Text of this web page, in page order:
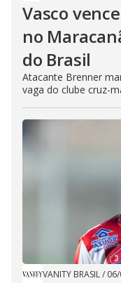
Vasco
no
do Brasil
Atacante Brenner
vaga do clube cruz-
VANITY BRASIL/